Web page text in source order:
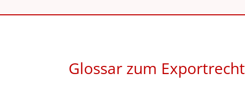
Glossar zum Exportrecht